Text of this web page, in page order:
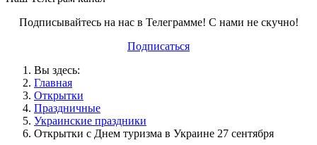
Подписывайтесь на нас в Телеграмме! С нами не скучно!
Подписаться
Вы здесь:
Главная
Открытки
Праздничные
Украинские праздники
Открытки с Днем туризма в Украине 27 сентября